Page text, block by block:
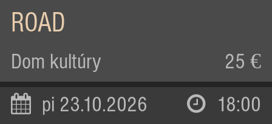
ROAD
Dom kultúry 25 €
pi 23.10.2026 18:00